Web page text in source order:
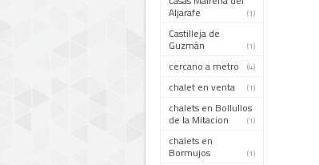
Aljarafe (1)
Castilleja de
Guzmán (1)
cercano a metro (4)
chalet en venta (1)
chalets en Bollullos
de la Mitacion (1)
chalets en
Bormujos (1)